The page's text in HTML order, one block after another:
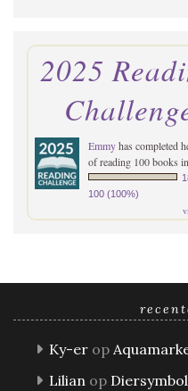
2025
Emmyhas completed
of reading 100 books
100 (100%)
Ky-er op
Lilian op